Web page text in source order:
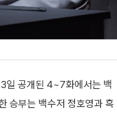
일 공개된 4~7화에서는 백
승부는 백수저 정호영과 흑